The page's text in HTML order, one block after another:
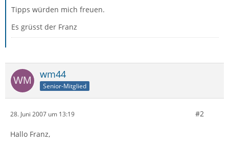
Tipps würden mich freuen.
Es grüsst der Franz
wm44
Senior-Mitglied
28. Juni 2007 um 13:19 #2
Hallo Franz,